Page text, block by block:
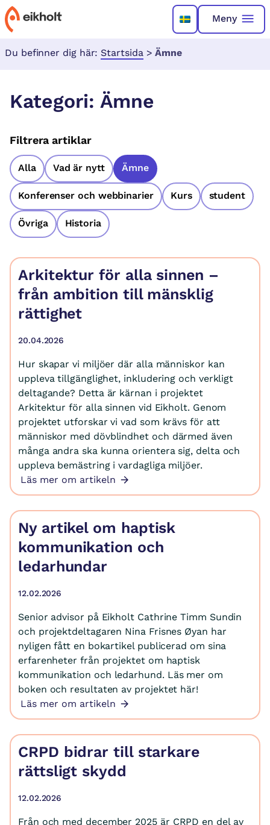
Meny
Du befinner dig här: Startsida > Ämne
Kategori:Ämne
Filtrera artiklar
Alla Vad är nytt Ämne
Konferenser och webbinarier Kurs student
Övriga Historia
Arkitektur för alla sinnen –
från ambition till mänsklig
rättighet
20.04.2026
Hur skapar vi miljöer där alla människor kan
uppleva tillgänglighet, inkludering och verkligt
deltagande? Detta är kärnan i projektet
Arkitektur för alla sinnen vid Eikholt. Genom
projektet utforskar vi vad som krävs för att
människor med dövblindhet och därmed även
många andra ska kunna orientera sig, delta och
uppleva bemästring i vardagliga miljöer.
Läs mer om artikeln
Ny artikel om haptisk
kommunikation och
ledarhundar
12.02.2026
Senior advisor på Eikholt Cathrine Timm Sundin
och projektdeltagaren Nina Frisnes Øyan har
nyligen fått en bokartikel publicerad om sina
erfarenheter från projektet om haptisk
kommunikation och ledarhund. Läs mer om
boken och resultaten av projektet här!
Läs mer om artikeln
CRPD bidrar till starkare
rättsligt skydd
12.02.2026
Från och med december 2025 är CRPD en del av